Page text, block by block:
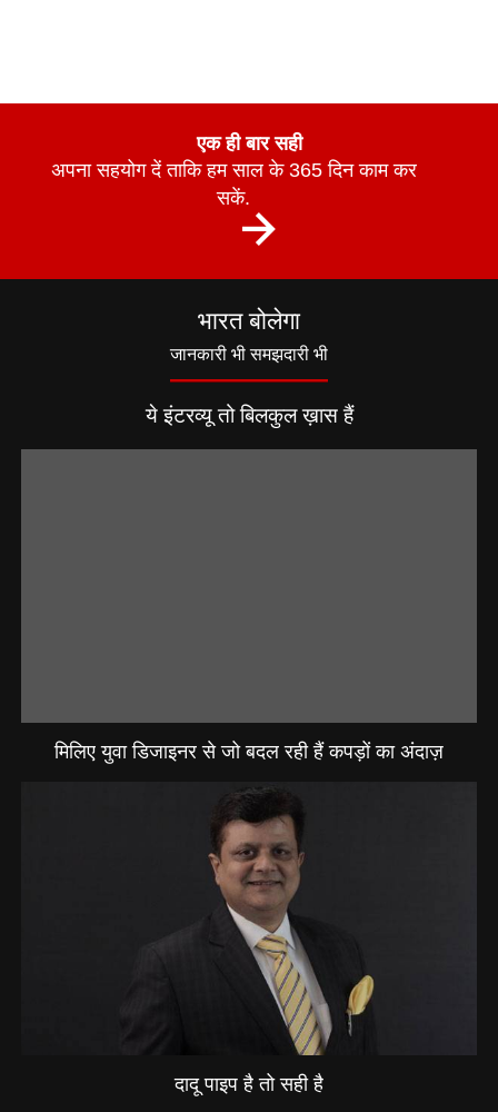
एक ही बार सही
अपना सहयोग दें ताकि हम साल के 365 दिन काम कर
सकें.
भारत बोलेगा
जानकारी भी समझदारी भी
ये इंटरव्यू तो बिलकुल ख़ास हैं
मिलिए युवा डिजाइनर से जो बदल रही हैं कपड़ों का अंदाज़
दादू पाइप है तो सही है